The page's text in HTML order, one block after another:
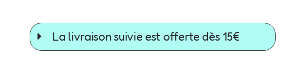
La livraison suivie est offerte dès 15€